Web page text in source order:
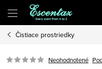
obsah
Čistiace prostriedky
Neohodnotené